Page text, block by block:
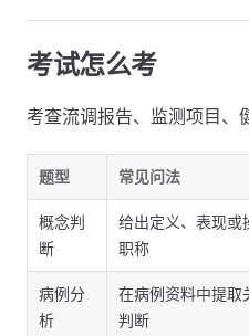
考试怎么考
考查流调报告、监测项目、
题型 常见问法
概念判
断
给出定义、表现或
职称
病例分
析
在病例资料中提取
判断